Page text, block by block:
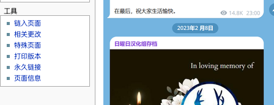
工具
链入页面
相关更改
特殊页面
打印版本
永久链接
页面信息